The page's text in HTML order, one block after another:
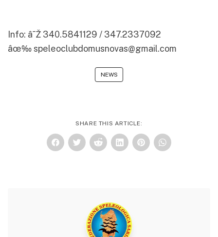
Info: â˜Ž 340.5841129 / 347.2337092
âœ‰ speleoclubdomusnovas@gmail.com
NEWS
SHARE THIS ARTICLE: